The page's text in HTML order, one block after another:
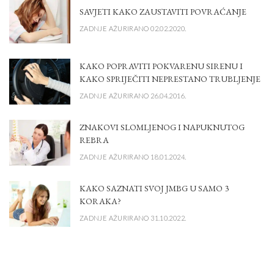
SAVJETI KAKO ZAUSTAVITI POVRAĆANJE
ZADNJE AŽURIRANO 02.02.2020.
KAKO POPRAVITI POKVARENU SIRENU I
KAKO SPRIJEČITI NEPRESTANO TRUBLJENJE
ZADNJE AŽURIRANO 26.04.2016.
ZNAKOVI SLOMLJENOG I NAPUKNUTOG
REBRA
ZADNJE AŽURIRANO 18.01.2024.
KAKO SAZNATI SVOJ JMBG U SAMO 3
KORAKA?
ZADNJE AŽURIRANO 31.10.2022.